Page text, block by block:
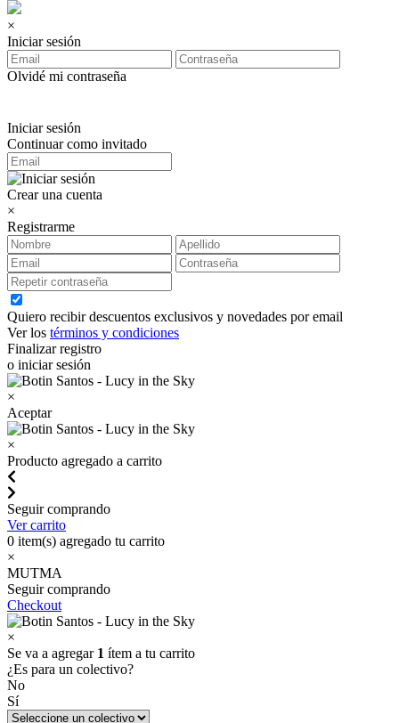
×
Iniciar sesión
Olvidé mi contraseña
Iniciar sesión
Continuar como invitado
Crear una cuenta
×
Registrarme
Quiero recibir descuentos exclusivos y novedades por email
Ver los términos y condiciones
Finalizar registro
o iniciar sesión
×
Aceptar
×
Producto agregado a carrito
Seguir comprando
Ver carrito
0 item(s) agregado tu carrito
×
MUTMA
Seguir comprando
Checkout
×
Se va a agregar 1 ítem a tu carrito
¿Es para un colectivo?
No
Sí